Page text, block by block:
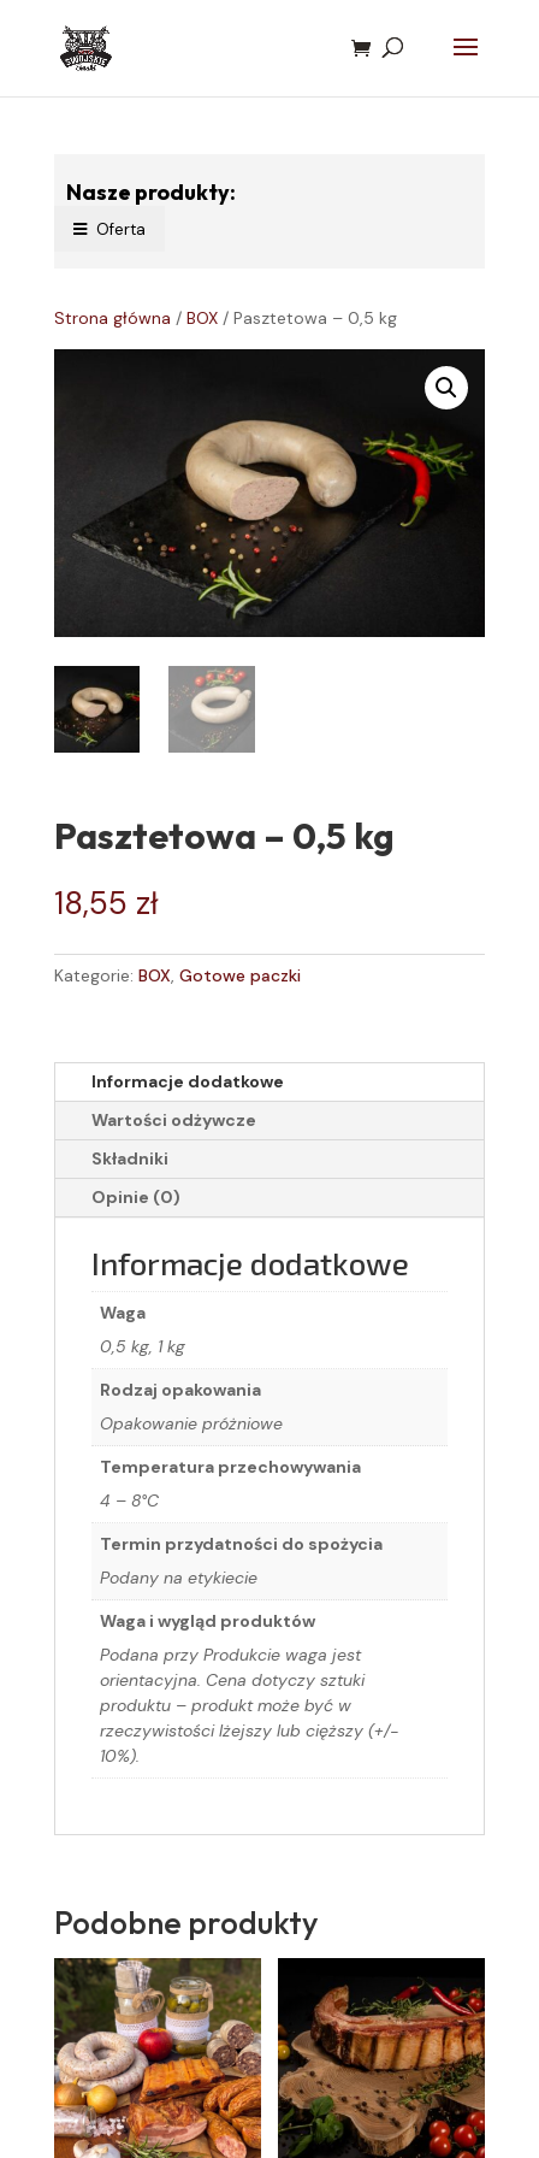
Nasze produkty:
Oferta
Strona główna / BOX/ Pasztetowa – 0,5 kg
Pasztetowa – 0,5 kg
18,55 zł
Kategorie: BOX, Gotowe paczki
Informacje dodatkowe
Wartości odżywcze
Składniki
Opinie (0)
Informacje dodatkowe
Waga
0,5 kg, 1 kg
Rodzaj opakowania
Opakowanie próżniowe
Temperatura przechowywania
4 – 8°C
Termin przydatności do spożycia
Podany na etykiecie
Waga i wygląd produktów
Podana przy Produkcie waga jest
orientacyjna. Cena dotyczy sztuki
produktu – produkt może być w
rzeczywistości lżejszy lub cięższy (+/-
10%).
Podobne produkty